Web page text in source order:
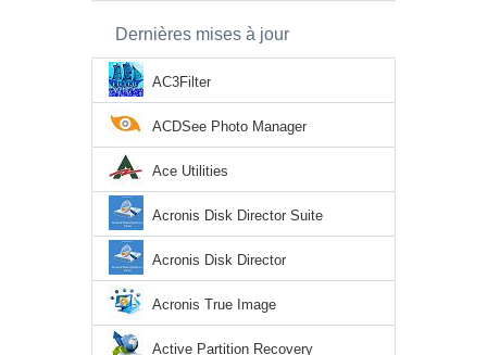
Dernières mises à jour
AC3Filter
ACDSee Photo Manager
Ace Utilities
Acronis Disk Director Suite
Acronis Disk Director
Acronis True Image
Active Partition Recovery